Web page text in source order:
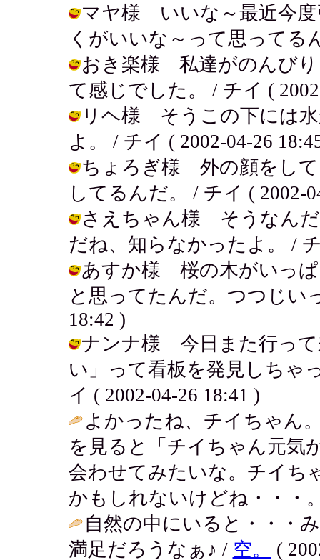
マヤ様 いいな～最近今度
くがいいな～って思ってる
おき楽様 私達がのんびり
て感じでした。 / チイ (
リヘ様 そうこの下には
よ。 / チイ ( 2002-04-26
ちょろぎ様 外の顔をして
してるんだ。 / チイ ( 2002-
さえちゃん様 そうなんだ
だね、知らなかったよ。 /
あすか様 桜の木がいっ
と思ってたんだ。つつじい
18:42 )
ナンナ様 今日また行って
い」って看板を発見しちゃ
イ ( 2002-04-26 18:41 )
よかったね、チイちゃん
を見ると「チイちゃん元気
会わせてみたいな。チイち
かもしれないけどね・・・
自然の中にいると・・・
満足だろうなぁ♪ / 空。 (